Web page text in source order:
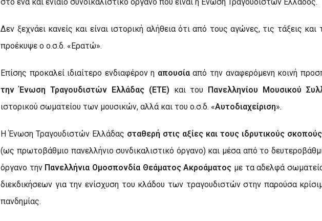
Δεν ξεχνάει κανείς και είναι ιστορική αλήθεια ότι από τους αγώνες, τις τάξεις
προέκυψε ο ο.σ.δ. «Ερατώ».
Επίσης προκαλεί ιδιαίτερο ενδιαφέρον η απουσίααπό την αναφερόμενη κοινή
την Ένωση Τραγουδιστών Ελλάδας (ΕΤΕ) και του Πανελληνίου Μουσικού
ιστορικού σωματείου των μουσικών, αλλά και του ο.σ.δ. «Αυτοδιαχείριση».
Η Ένωση Τραγουδιστών Ελλάδας σταθερή στις αξίες και τους ιδρυτικούς
(ως πρωτοβάθμιο πανελλήνιο συνδικαλιστικό όργανο) και μέσα από το
όργανο την Πανελλήνια Ομοσπονδία Θεάματος Ακροάματος με τα αδελφά
διεκδικήσεων για την ενίσχυση του κλάδου των τραγουδιστών στην παρούσα
πανδημίας.